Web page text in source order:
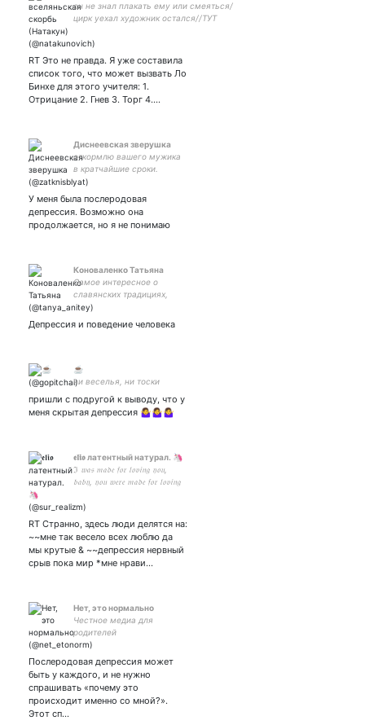
он не знал плакать ему или смеяться/
цирк уехал художник остался//ТУТ
китайщину/one
king
RT Это не правда. Я уже составила
список того, что может вызвать Ло
Бинхе для этого учителя: 1.
Отрицание 2. Гнев 3. Торг 4.…
Диснеевская зверушка
откормлю вашего мужика
в кратчайшие сроки.
заменяю поваров за пиво.
мыла полы. страдаю
хроническим недосыпом
У меня была послеродовая
депрессия. Возможно она
продолжается, но я не понимаю
Коноваленко Татьяна
Самое интересное о
славянских традициях,
нравах, культуре,
многом другом.
Депрессия и поведение человека
☕
ни веселья, ни тоски
пришли с подругой к выводу, что у
меня скрытая депрессия 🤷‍♀️🤷‍♀️🤷‍♀️
𝖊𝖑𝖎𝖔 латентный натурал. 🦄
ℑ 𝔴𝔞𝔰 𝔪𝔞𝔡𝔢 𝔣𝔬𝔯 𝔩𝔬𝔳𝔦𝔫𝔤 𝔶𝔬𝔲,
𝔟𝔞𝔟𝔶, 𝔶𝔬𝔲 𝔴𝔢𝔯𝔢 𝔪𝔞𝔡𝔢 𝔣𝔬𝔯 𝔩𝔬𝔳𝔦𝔫𝔤
RT Странно, здесь люди делятся на:
~~мне так весело всех люблю да
мы крутые & ~~депрессия нервный
срыв пока мир *мне нрави…
Нет, это нормально
Честное медиа для
родителей
Послеродовая депрессия может
быть у каждого, и не нужно
спрашивать «почему это
происходит именно со мной?».
Этот сп…